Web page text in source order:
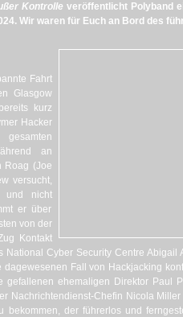
Kontrolle veröffentlicht Polyband
Wir waren für Euch an Bord des
Fahrt
Glasgow
kurz
Hacker
an
Roag (Joe
versucht,
und nicht
er über
von der
Kontakt
National Cyber Security Centre Abigail
Fall von Hackjacking
gefallenen ehemaligen Direktor Paul
Nachrichtendienst-Chefin Nicola
bekommen, der führerlos und